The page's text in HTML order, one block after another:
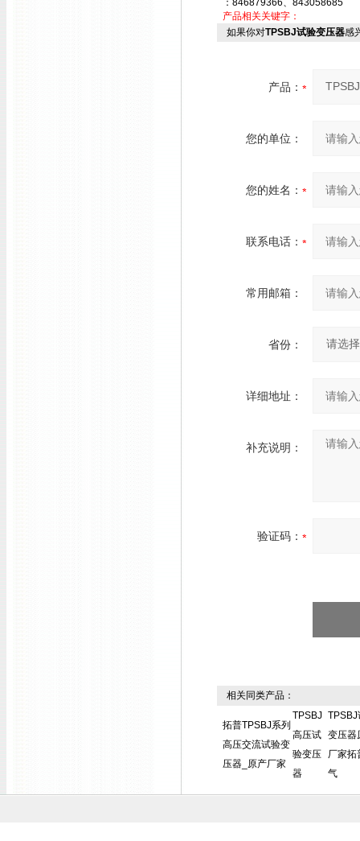
：846879366、843058685
产品相关关键字：
如果你对TPSBJ试验变压器感
产品：
您的单位：
您的姓名：
联系电话：
常用邮箱：
省份：
详细地址：
补充说明：
验证码：
相关同类产品：
拓普TPSBJ系列
高压交流试验变
压器_原产厂家
TPSBJ
高压试
验变压
器
TPSBJ
变压器
厂家拓
气